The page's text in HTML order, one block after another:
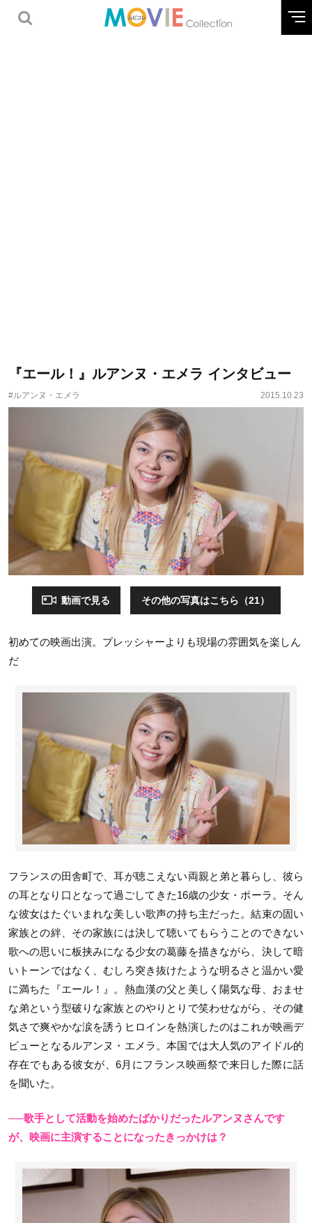
『エール！』ルアンヌ・エメラ インタビュー
#ルアンヌ・エメラ 2015.10.23
動画で見る その他の写真はこちら（21）
初めての映画出演。プレッシャーよりも現場の雰囲気を楽しん
だ
フランスの田舎町で、耳が聴こえない両親と弟と暮らし、彼ら
の耳となり口となって過ごしてきた16歳の少女・ポーラ。そん
な彼女はたぐいまれな美しい歌声の持ち主だった。結束の固い
家族との絆、その家族には決して聴いてもらうことのできない
歌への思いに板挟みになる少女の葛藤を描きながら、決して暗
いトーンではなく、むしろ突き抜けたような明るさと温かい愛
に満ちた『エール！』。熱血漢の父と美しく陽気な母、おませ
な弟という型破りな家族とのやりとりで笑わせながら、その健
気さで爽やかな涙を誘うヒロインを熱演したのはこれが映画デ
ビューとなるルアンヌ・エメラ。本国では大人気のアイドル的
存在でもある彼女が、6月にフランス映画祭で来日した際に話
を聞いた。
──歌手として活動を始めたばかりだったルアンヌさんです
が、映画に主演することになったきっかけは？